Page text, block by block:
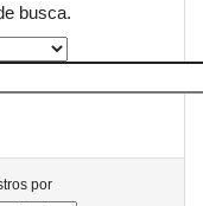
busca.
por